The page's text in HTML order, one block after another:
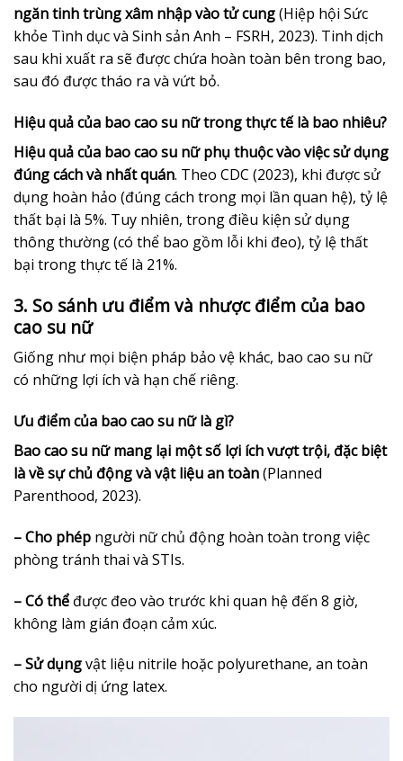
ngăn tinh trùng xâm nhập vào tử cung(Hiệp hội Sức
khỏe Tình dục và Sinh sản Anh – FSRH, 2023). Tinh dịch
sau khi xuất ra sẽ được chứa hoàn toàn bên trong bao,
sau đó được tháo ra và vứt bỏ.
Hiệu quả của bao cao su nữ trong thực tế là bao nhiêu?
Hiệu quả của bao cao su nữ phụ thuộc vào việc sử dụng
đúng cách và nhất quán. Theo CDC (2023), khi được sử
dụng hoàn hảo (đúng cách trong mọi lần quan hệ), tỷ lệ
thất bại là 5%. Tuy nhiên, trong điều kiện sử dụng
thông thường (có thể bao gồm lỗi khi đeo), tỷ lệ thất
bại trong thực tế là 21%.
3. So sánh ưu điểm và nhược điểm của bao
cao su nữ
Giống như mọi biện pháp bảo vệ khác, bao cao su nữ
có những lợi ích và hạn chế riêng.
Ưu điểm của bao cao su nữ là gì?
Bao cao su nữ mang lại một số lợi ích vượt trội, đặc biệt
là về sự chủ động và vật liệu an toàn(Planned
Parenthood, 2023).
– Cho phép người nữ chủ động hoàn toàn trong việc
phòng tránh thai và STIs.
– Có thể được đeo vào trước khi quan hệ đến 8 giờ,
không làm gián đoạn cảm xúc.
– Sử dụngvật liệu nitrile hoặc polyurethane, an toàn
cho người dị ứng latex.